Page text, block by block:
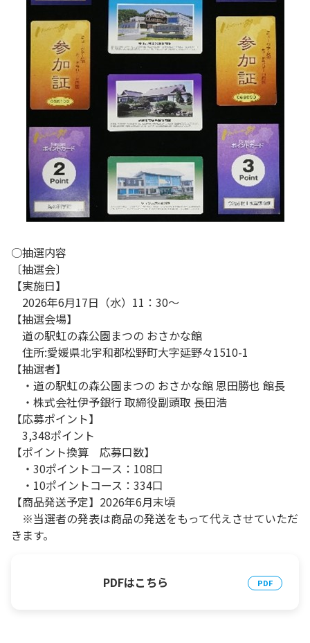
○抽選内容
〔抽選会〕
【実施日】
2026年6月17日（水）11：30～
【抽選会場】
道の駅虹の森公園まつの おさかな館
住所:愛媛県北宇和郡松野町大字延野々1510-1
【抽選者】
・道の駅虹の森公園まつの おさかな館 恩田勝也 館長
・株式会社伊予銀行 取締役副頭取 長田浩
【応募ポイント】
3,348ポイント
【ポイント換算 応募口数】
・30ポイントコース：108口
・10ポイントコース：334口
【商品発送予定】2026年6月末頃
※当選者の発表は商品の発送をもって代えさせていただ
きます。
PDFはこちら